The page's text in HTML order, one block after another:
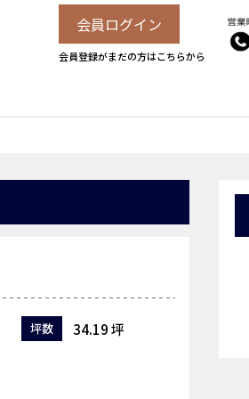
会員ログイン
会員登録がまだの方はこちらから
坪数 34.19 坪